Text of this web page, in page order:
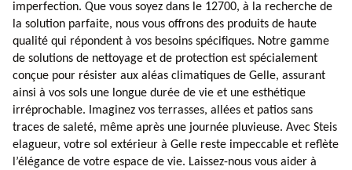
imperfection. Que vous soyez dans le 12700, à la recherche de
la solution parfaite, nous vous offrons des produits de haute
qualité qui répondent à vos besoins spécifiques. Notre gamme
de solutions de nettoyage et de protection est spécialement
conçue pour résister aux aléas climatiques de Gelle, assurant
ainsi à vos sols une longue durée de vie et une esthétique
irréprochable. Imaginez vos terrasses, allées et patios sans
traces de saleté, même après une journée pluvieuse. Avec Steis
elagueur, votre sol extérieur à Gelle reste impeccable et reflète
l’élégance de votre espace de vie. Laissez-nous vous aider à